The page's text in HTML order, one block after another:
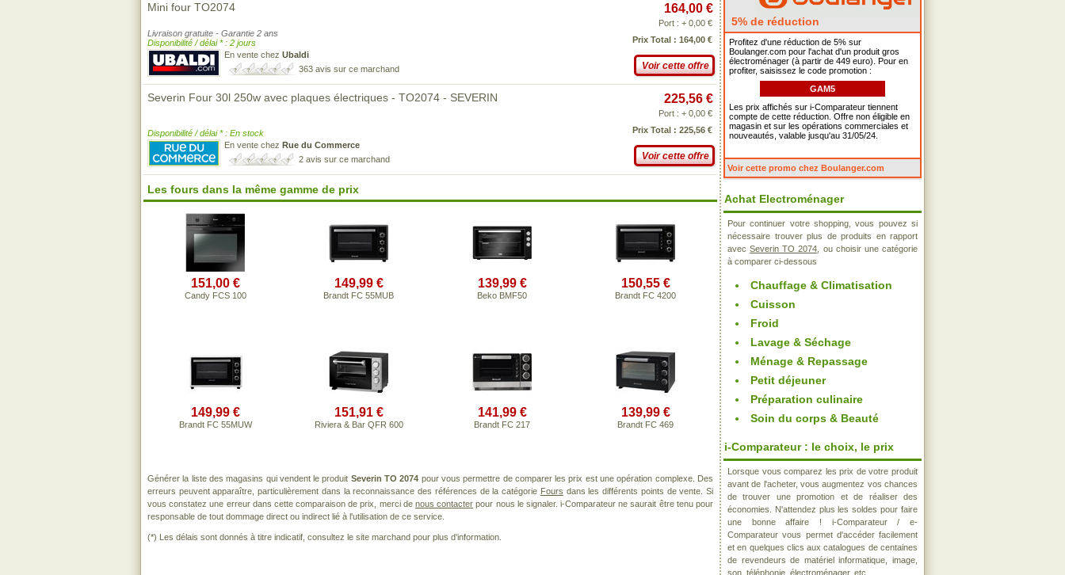
Mini four TO2074
Livraison gratuite - Garantie 2 ans
Disponibilité / délai * : 2 jours
En vente chez Ubaldi
363 avis sur ce marchand
164,00 €
Port : + 0,00 €
Prix Total : 164,00 €
Voir cette offre
Severin Four 30l 250w avec plaques électriques - TO2074 - SEVERIN
Disponibilité / délai * : En stock
En vente chez Rue du Commerce
2 avis sur ce marchand
225,56 €
Port : + 0,00 €
Prix Total : 225,56 €
Voir cette offre
Les fours dans la même gamme de prix
151,00 €
Candy FCS 100
149,99 €
Brandt FC 55MUB
139,99 €
Beko BMF50
150,55 €
Brandt FC 4200
149,99 €
Brandt FC 55MUW
151,91 €
Riviera & Bar QFR 600
141,99 €
Brandt FC 217
139,99 €
Brandt FC 469
Générer la liste des magasins qui vendent le produit Severin TO 2074 pour vous permettre de comparer les prix est une opération complexe. Des
erreurs peuvent apparaître, particulièrement dans la reconnaissance des références de la catégorie Fours dans les différents points de vente. Si
vous constatez une erreur dans cette comparaison de prix, merci de nous contacter pour nous le signaler. i-Comparateur ne saurait être tenu pour
responsable de tout dommage direct ou indirect lié à l'utilisation de ce service.
(*) Les délais sont donnés à titre indicatif, consultez le site marchand pour plus d'information.
5% de réduction
Profitez d'une réduction de 5% sur
Boulanger.com pour l'achat d'un produit gros
électroménager (à partir de 449 euro). Pour en
profiter, saisissez le code promotion :
GAM5
Les prix affichés sur i-Comparateur tiennent
compte de cette réduction. Offre non éligible en
magasin et sur les opérations commerciales et
nouveautés, valable jusqu'au 31/05/24.
Voir cette promo chez Boulanger.com
Achat Electroménager
Pour continuer votre shopping, vous pouvez si
nécessaire trouver plus de produits en rapport
avecSeverin TO 2074 , ou choisir une catégorie
à comparer ci-dessous
Chauffage & Climatisation
Cuisson
Froid
Lavage & Séchage
Ménage & Repassage
Petit déjeuner
Préparation culinaire
Soin du corps & Beauté
i-Comparateur : le choix, le prix
Lorsque vous comparez les prix de votre produit
avant de l'acheter, vous augmentez vos chances
de trouver une promotion et de réaliser des
économies. N'attendez plus les soldes pour faire
une bonne affaire ! i-Comparateur / e-
Comparateur vous permet d'accéder facilement
et en quelques clics aux catalogues de centaines
de revendeurs de matériel informatique, image,
son, téléphonie, électroménager, etc..